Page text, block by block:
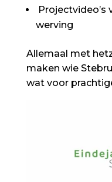
werving
Allemaal met
maken wie
wat voor